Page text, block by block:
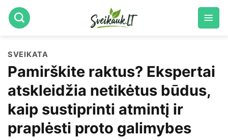
Skip
to
SVEIKATA
Pamirškite raktus? Ekspertai
atskleidžia netikėtus būdus,
kaip sustiprinti atmintį ir
praplėsti proto galimybes